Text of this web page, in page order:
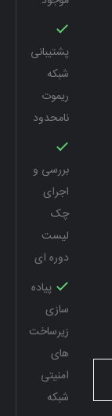
پشتیبانی
شبکه
ریموت
نامحدود
بررسی و
اجرای
چک
لیست
دوره ای
پیاده
سازی
زیرساخت
های
امنیتی
شبکه